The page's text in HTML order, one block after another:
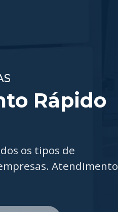
Rápido
os tipos de
Atendimento